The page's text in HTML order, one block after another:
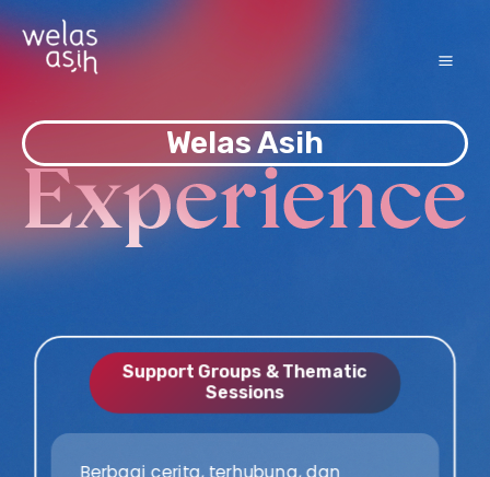
Skip
to
Welas Asih
Support Groups & Thematic
Sessions
Berbagi cerita, terhubung, dan